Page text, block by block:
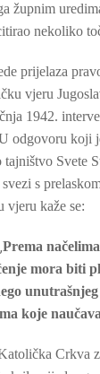
župnim
nekoliko
prijelaza
vjeru
1942.
odgovoru koji
tajništvo Svete
s
vjeru kaže se:
Prema
mora biti
koje
Crkva